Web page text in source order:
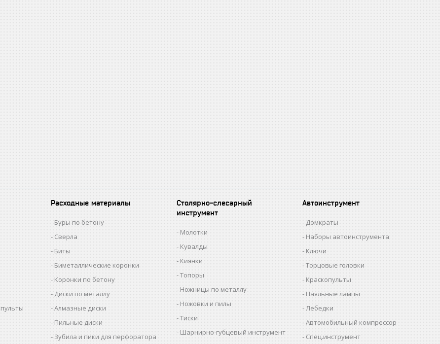
Расходные материалы
Буры по бетону
Сверла
Биты
Биметаллические коронки
Коронки по бетону
Диски по металлу
Алмазные диски
Пильные диски
Зубила и пики для перфоратора
Столярно-слесарный
инструмент
Молотки
Кувалды
Киянки
Топоры
Ножницы по металлу
Ножовки и пилы
Тиски
Шарнирно-губцевый инструмент
Автоинструмент
Домкраты
Наборы автоинструмента
Ключи
Торцовые головки
Краскопульты
Паяльные лампы
Лебедки
Автомобильный компрессор
Спец.инструмент